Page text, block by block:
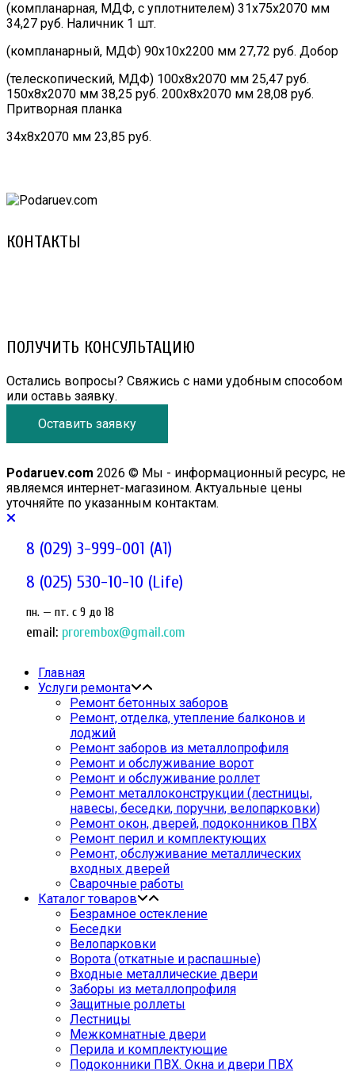
(компланарная, МДФ, с уплотнителем) 31х75х2070 мм
34,27 руб. Наличник 1 шт.
(компланарный, МДФ) 90х10х2200 мм 27,72 руб. Добор
(телескопический, МДФ) 100х8х2070 мм 25,47 руб.
150х8х2070 мм 38,25 руб. 200х8х2070 мм 28,08 руб.
Притворная планка
34х8х2070 мм 23,85 руб.
КОНТАКТЫ
ПОЛУЧИТЬ КОНСУЛЬТАЦИЮ
Остались вопросы? Свяжись с нами удобным способом
или оставь заявку.
Оставить заявку
Podaruev.com 2026 © Мы - информационный ресурс, не
являемся интернет-магазином. Актуальные цены
уточняйте по указанным контактам.
8 (029) 3-999-001 (A1)
8 (025) 530-10-10 (Life)
пн. — пт. c 9 до 18
email: prorembox@gmail.com
Главная
Услуги ремонта
Ремонт бетонных заборов
Ремонт, отделка, утепление балконов и
лоджий
Ремонт заборов из металлопрофиля
Ремонт и обслуживание ворот
Ремонт и обслуживание роллет
Ремонт металлоконструкции (лестницы,
навесы, беседки, поручни, велопарковки)
Ремонт окон, дверей, подоконников ПВХ
Ремонт перил и комплектующих
Ремонт, обслуживание металлических
входных дверей
Сварочные работы
Каталог товаров
Безрамное остекление
Беседки
Велопарковки
Ворота (откатные и распашные)
Входные металлические двери
Заборы из металлопрофиля
Защитные роллеты
Лестницы
Межкомнатные двери
Перила и комплектующие
Подоконники ПВХ. Окна и двери ПВХ